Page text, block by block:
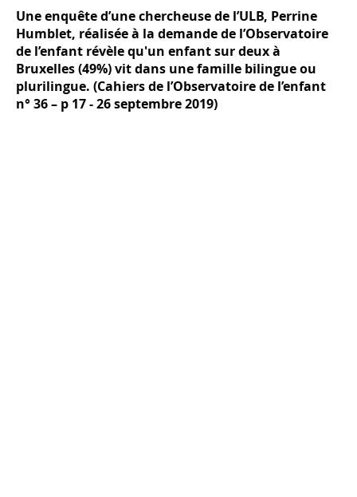
Une enquête d’une chercheuse de l’ULB, Perrine
Humblet, réalisée à la demande de l’Observatoire
de l’enfant révèle qu'un enfant sur deux à
Bruxelles (49%) vit dans une famille bilingue ou
plurilingue. (Cahiers de l’Observatoire de l’enfant
n° 36 – p 17 - 26 septembre 2019)